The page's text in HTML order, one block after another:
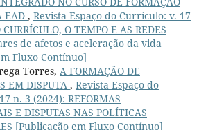
EAD , Revista Espaço do Currículo: v. 17
O TEMPO E AS REDES
de afetos e aceleração da vida
Fluxo Contínuo]
Torres, A FORMAÇÃO DE
EM DISPUTA , Revista Espaço do
n. 3 (2024): REFORMAS
E DISPUTAS NAS POLÍTICAS
[Publicação em Fluxo Contínuo]